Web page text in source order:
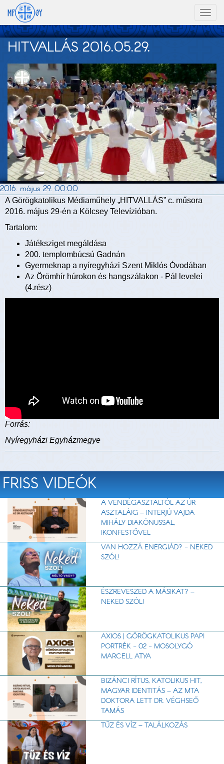
HITVALLÁS 2016.05.29.
2016. május 29. 00:00
A Görögkatolikus Médiaműhely „HITVALLÁS” c. műsora
2016. május 29-én a Kölcsey Televízióban.
Tartalom:
Játéksziget megáldása
200. templombúcsú Gadnán
Gyermeknap a nyíregyházi Szent Miklós Óvodában
Az Örömhír húrokon és hangszálakon - Pál levelei
(4.rész)
Forrás:
Nyíregyházi Egyházmegye
FRISS VIDEÓK
A VENDÉGASZTALTÓL AZ ÚR
ASZTALÁIG – INTERJÚ VAJDA
MIHÁLY DIAKÓNUSSAL,
IKONFESTŐVEL
VAN HOZZÁ ENERGIÁD? - NEKED
SZÓL!
ÉSZREVESZED A MÁSIKAT? –
NEKED SZÓL!
AXIOS | GÖRÖGKATOLIKUS PAPI
PORTRÉK - 02 - MOSOLYGÓ
MARCELL ATYA
BIZÁNCI RÍTUS, KATOLIKUS HIT,
MAGYAR IDENTITÁS – AZ MTA
DOKTORA LETT DR. VÉGHSEŐ
TAMÁS
TŰZ ÉS VÍZ – TALÁLKOZÁS